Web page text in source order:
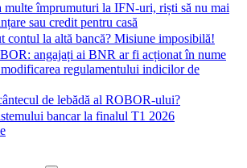
multe împrumuturi la IFN-uri, riști să nu mai
sau credit pentru casă
contul la altă bancă? Misiune imposibilă!
angajați ai BNR ar fi acționat în nume
regulamentului indicilor de
de lebădă al ROBOR-ului?
bancar la finalul T1 2026